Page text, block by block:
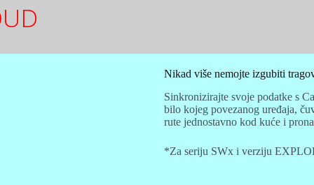
Nikad više nemojte izgubiti
Sinkronizirajte svoje podatke s
bilo kojeg povezanog uređaja,
rute jednostavno kod kuće i
*Za seriju SWx i verziju